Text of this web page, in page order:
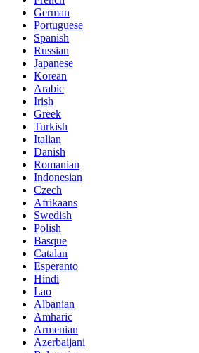
German
Portuguese
Spanish
Russian
Japanese
Korean
Arabic
Irish
Greek
Turkish
Italian
Danish
Romanian
Indonesian
Czech
Afrikaans
Swedish
Polish
Basque
Catalan
Esperanto
Hindi
Lao
Albanian
Amharic
Armenian
Azerbaijani